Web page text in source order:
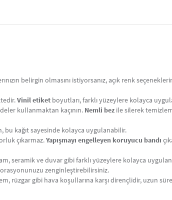
belirgin olmasını istiyorsanız, açık renk
Vinil etiket boyutları, farklı yüzeylere kolayca
kullanmaktan kaçının. Nemli bez ile silerek
bu kağıt sayesinde kolayca uygulanabilir.
çıkarmaz.Yapışmayı engelleyen koruyucu bandı
seramik ve duvar gibi farklı yüzeylere kolayca
zenginleştirebilirsiniz.
rüzgar gibi hava koşullarına karşı dirençlidir, uzun